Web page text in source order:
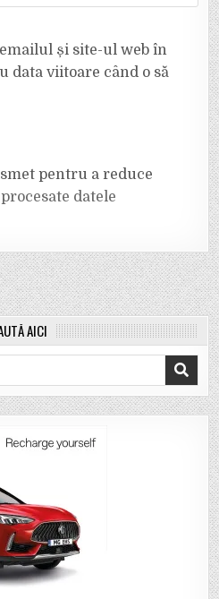
și site-ul web în
data viitoare când o să
pentru a reduce
datele
AICI